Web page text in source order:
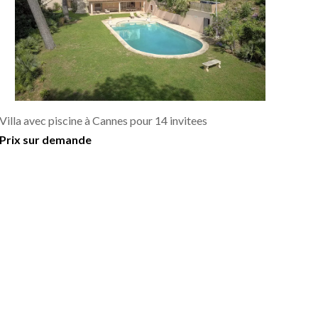
Villa avec piscine à Cannes pour 14 invitees
Prix sur demande